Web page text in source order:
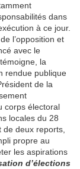
dans
à ce jour.
l’opposition et
avec le
la
rendue publique
de la
corps électoral
locales du 28
de deux reports,
propre au
les aspirations
d’élections